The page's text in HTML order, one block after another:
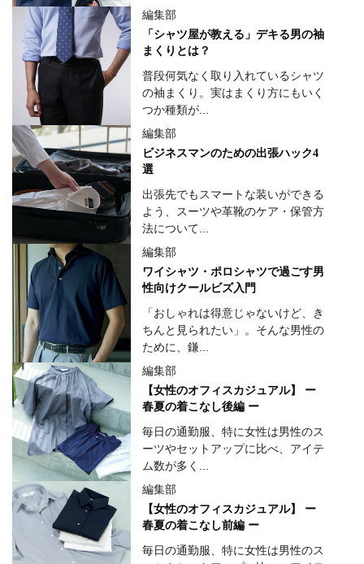
編集部
「シャツ屋が教える」デキる男の袖
まくりとは？
普段何気なく取り入れているシャツ
の袖まくり。実はまくり方にもいく
つか種類が...
編集部
ビジネスマンのための出張ハック4
選
出張先でもスマートな装いができる
よう、スーツや革靴のケア・保管方
法について...
編集部
ワイシャツ・ポロシャツで過ごす男
性向けクールビズ入門
「おしゃれは得意じゃないけど、き
ちんと見られたい」。そんな男性の
ために、鎌...
編集部
【女性のオフィスカジュアル】 ー
春夏の着こなし後編 ー
毎日の通勤服、特に女性は男性のス
ーツやセットアップに比べ、アイテ
ム数が多く...
編集部
【女性のオフィスカジュアル】 ー
春夏の着こなし前編 ー
毎日の通勤服、特に女性は男性のス